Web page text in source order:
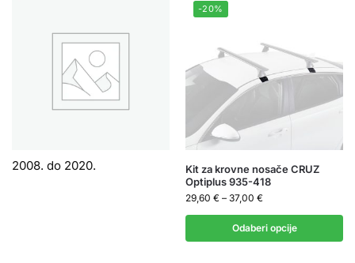
2008. do 2020.
-20%
Kit za krovne nosače CRUZ
Optiplus 935-418
29,60 € – 37,00 €
Odaberi opcije